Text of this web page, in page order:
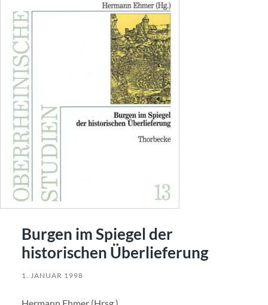
Burgen im Spiegel der
historischen Überlieferung
1. JANUAR 1998
Hermann Ehmer (Hrsg.)